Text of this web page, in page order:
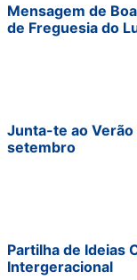
Mensagem de
de Freguesia do
Junta-te ao
setembro
Partilha de Ideias
Intergeracional